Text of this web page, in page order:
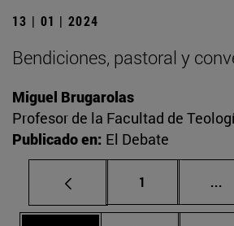
13 | 01 | 2024
Bendiciones, pastoral y
Miguel Brugarolas
Profesor de la Facultad de
Publicado en: El Debate
Página
1 ...